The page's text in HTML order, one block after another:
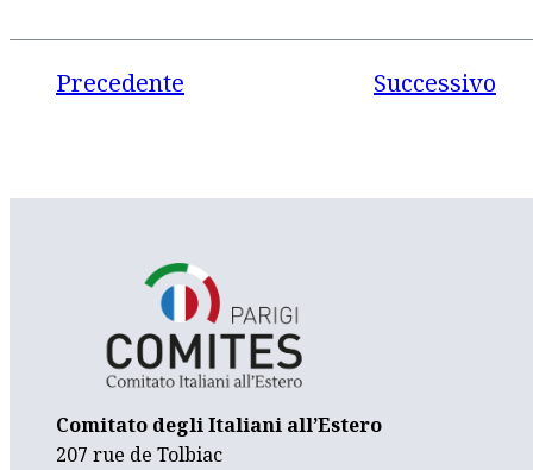
Precedente Successivo
Comitato degli Italiani all’Estero
207 rue de Tolbiac